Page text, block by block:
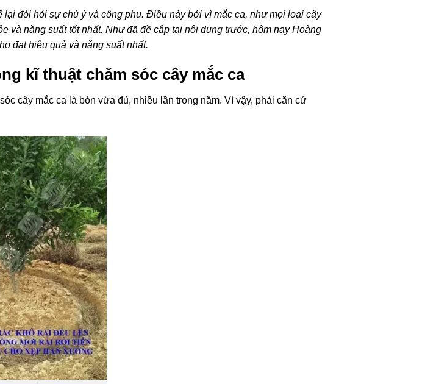
đòi hỏi sự chú ý và công phu. Điều này bởi vì mắc ca, như mọi loại cây
và năng suất tốt nhất. Như đã đề cập tạinội dung trước, hôm nay Hoàng
đạt hiệu quả và năng suất nhất.
kĩ thuật chăm sóc cây mắc ca
cây mắc ca là bón vừa đủ, nhiều lần trong năm. Vì vậy, phải căn cứ